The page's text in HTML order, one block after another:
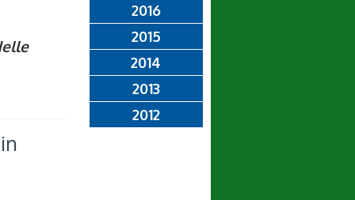
2016
2015
2014
2013
2012